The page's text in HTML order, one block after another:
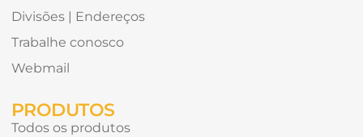
Divisões | Endereços
Trabalhe conosco
Webmail
PRODUTOS
Todos os produtos